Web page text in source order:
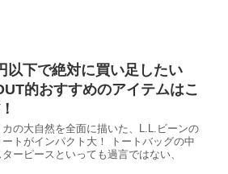
以下で絶対に買い足したい
的おすすめのアイテムはこ
カの大自然を全面に描いた、L.L.ビーンの
ートがインパクト大！ トートバッグの中
ーピースといっても過言ではない、